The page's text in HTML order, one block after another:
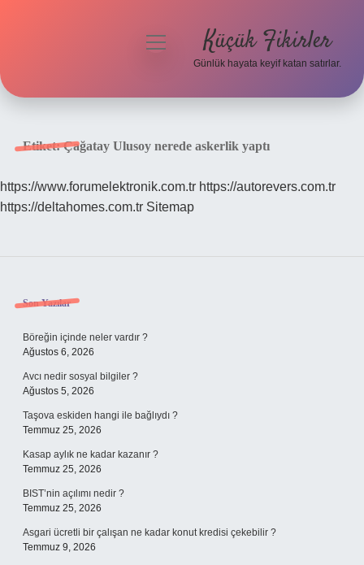
Hakkımızda
menüyü
Küçük Fikirler
Günlük hayata keyif katan satırlar.
Etiket:Çağatay Ulusoy nerede askerlik yaptı
https://www.forumelektronik.com.tr https://autorevers.com.tr
https://deltahomes.com.tr Sitemap
Sidebar
Son Yazılar
Böreğin içinde neler vardır ?
Ağustos 6, 2026
Avcı nedir sosyal bilgiler ?
Ağustos 5, 2026
Taşova eskiden hangi ile bağlıydı ?
Temmuz 25, 2026
Kasap aylık ne kadar kazanır ?
Temmuz 25, 2026
BIST’nin açılımı nedir ?
Temmuz 25, 2026
Asgari ücretli bir çalışan ne kadar konut kredisi çekebilir ?
Temmuz 9, 2026